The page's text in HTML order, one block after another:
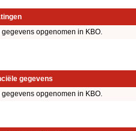
gegevens opgenomen in KBO.
gegevens
gegevens opgenomen in KBO.